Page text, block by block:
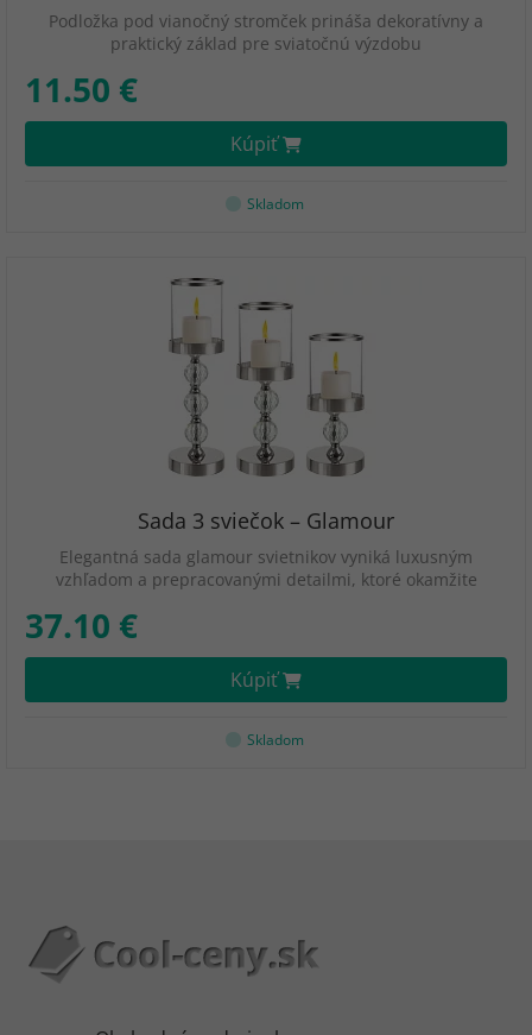
Podložka pod vianočný stromček prináša dekoratívny a
praktický základ pre sviatočnú výzdobu
11.50 €
Kúpiť
Skladom
Sada 3 sviečok – Glamour
Elegantná sada glamour svietnikov vyniká luxusným
vzhľadom a prepracovanými detailmi, ktoré okamžite
37.10 €
Kúpiť
Skladom